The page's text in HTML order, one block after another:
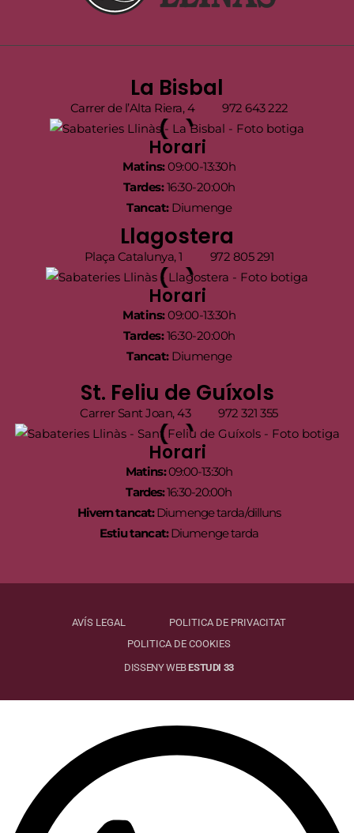
La Bisbal
Carrer de l’Alta Riera, 4 972 643 222
Horari
Matins:09:00-13:30h
Tardes:16:30-20:00h
Tancat:Diumenge
Llagostera
Plaça Catalunya, 1 972 805 291
Horari
Matins:09:00-13:30h
Tardes:16:30-20:00h
Tancat:Diumenge
St. Feliu de Guíxols
Carrer Sant Joan, 43 972 321 355
Horari
Matins:09:00-13:30h
Tardes:16:30-20:00h
Hivern tancat:Diumenge tarda/dilluns
Estiu tancat:Diumenge tarda
AVÍS LEGAL
POLITICA DE PRIVACITAT
POLITICA DE COOKIES
DISSENY WEBESTUDI 33